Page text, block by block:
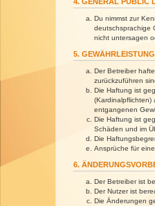
Du nimmst zur
deutschsprachige
nicht untersagen
5. GEWÄHRLEISTUNG
Der Betreiber
zurückzuführen
Die Haftung ist
(Kardinalpflichten)
entgangenen
Die Haftung ist
Schäden und im
Die
Ansprüche für
6.
Der Betreiber ist
Der Nutzer ist
Die Änderungen